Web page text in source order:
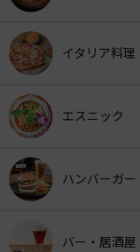
イタリア料理
エスニック
ハンバーガー
バー・居酒屋